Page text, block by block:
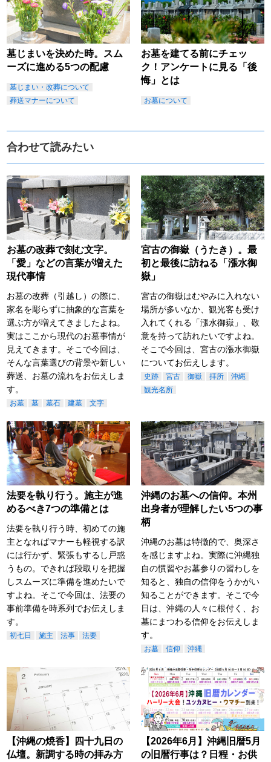
墓じまいを決めた時。スム
ーズに進める5つの配慮
墓じまい・改葬について
葬送マナーについて
お墓を建てる前にチェッ
ク！アンケートに見る「後
悔」とは
お墓について
合わせて読みたい
お墓の改葬で刻む文字。
「愛」などの言葉が増えた
現代事情
お墓の改葬（引越し）の際に、
家名を彫らずに抽象的な言葉を
選ぶ方が増えてきましたよね。
実はここから現代のお墓事情が
見えてきます。そこで今回は、
そんな言葉選びの背景や新しい
葬送、お墓の流れをお伝えしま
す。
お墓 墓 墓石 建墓 文字
宮古の御嶽（うたき）。最
初と最後に訪ねる「漲水御
嶽」
宮古の御嶽はむやみに入れない
場所が多いなか、観光客も受け
入れてくれる「漲水御嶽」、敬
意を持って訪れたいですよね。
そこで今回は、宮古の漲水御嶽
についてお伝えします。
史跡 宮古 御嶽 拝所
沖縄
観光名所
法要を執り行う。施主が進
めるべき7つの準備とは
法要を執り行う時、初めての施
主となればマナーも軽視する訳
には行かず、緊張もするし戸惑
うもの。できれば段取りを把握
しスムーズに準備を進めたいで
すよね。そこで今回は、法要の
事前準備を時系列でお伝えしま
す。
初七日 施主 法事 法要
沖縄のお墓への信仰。本州
出身者が理解したい5つの事
柄
沖縄のお墓は特徴的で、奥深さ
を感じますよね。実際に沖縄独
自の慣習やお墓参りの習わしを
知ると、独自の信仰をうかがい
知ることができます。そこで今
日は、沖縄の人々に根付く、お
墓にまつわる信仰をお伝えしま
す。
お墓 信仰 沖縄
【沖縄の焼香】四十九日の
仏壇。新調する時の拝み方
【2026年6月】沖縄旧暦5月
の旧暦行事は？日程・お供